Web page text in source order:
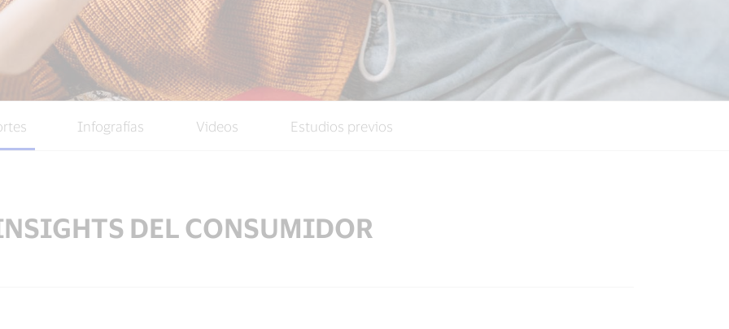
Infografías Videos Estudios previos
DEL CONSUMIDOR